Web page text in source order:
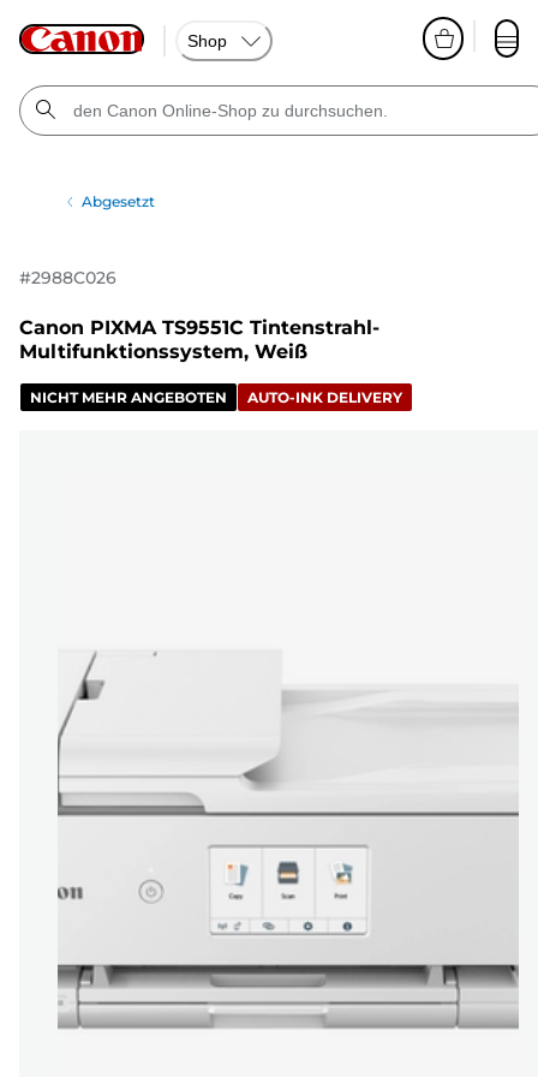
Shop
Abgesetzt
#2988C026
Canon PIXMA TS9551C Tintenstrahl-
Multifunktionssystem, Weiß
NICHT MEHR ANGEBOTEN AUTO-INK DELIVERY